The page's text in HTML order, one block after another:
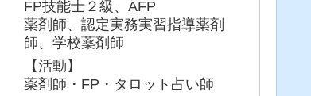
FP技能士２級、AFP
薬剤師、認定実務実習指導薬剤
師、学校薬剤師
【活動】
薬剤師・FP・タロット占い師